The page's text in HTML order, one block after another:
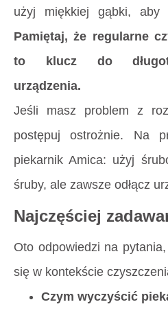
użyj miękkiej gąbki, aby
Pamiętaj, że regularne
to klucz do
urządzenia.
Jeśli masz problem z
postępuj ostrożnie. Na
piekarnik Amica: użyj
śruby, ale zawsze odłącz
Najczęściej
Oto odpowiedzi na
się w kontekście
Czym wyczyścić